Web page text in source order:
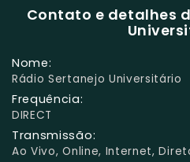
Contato e detalhes
Nome:
Rádio Sertanejo Universitário
Frequência:
DIRECT
Transmissão:
Ao Vivo, Online, Internet,